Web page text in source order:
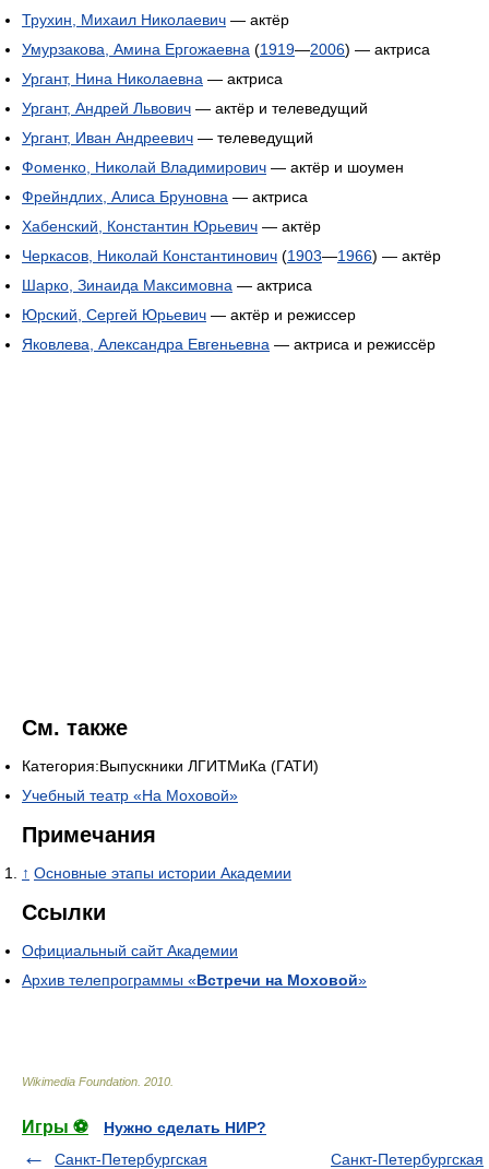
Трухин, Михаил Николаевич — актёр
Умурзакова, Амина Ергожаевна (1919—2006) — актриса
Ургант, Нина Николаевна — актриса
Ургант, Андрей Львович — актёр и телеведущий
Ургант, Иван Андреевич — телеведущий
Фоменко, Николай Владимирович — актёр и шоумен
Фрейндлих, Алиса Бруновна — актриса
Хабенский, Константин Юрьевич — актёр
Черкасов, Николай Константинович (1903—1966) — актёр
Шарко, Зинаида Максимовна — актриса
Юрский, Сергей Юрьевич — актёр и режиссер
Яковлева, Александра Евгеньевна — актриса и режиссёр
См. также
Категория:Выпускники ЛГИТМиКа (ГАТИ)
Учебный театр «На Моховой»
Примечания
↑ Основные этапы истории Академии
Ссылки
Официальный сайт Академии
Архив телепрограммы «Встречи на Моховой»
Wikimedia Foundation 2010
Игры ⚽
Нужно сделать НИР?
Санкт-Петербургская
Санкт-Петербургская